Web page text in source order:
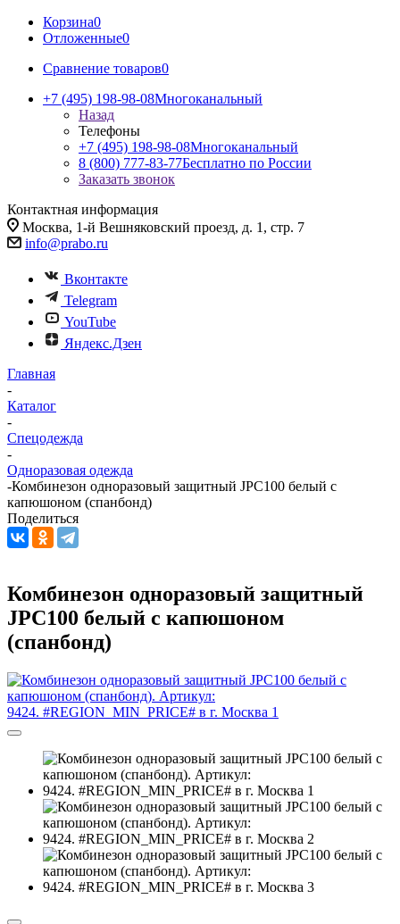
Корзина0
Отложенные0
Сравнение товаров0
+7 (495) 198-98-08Многоканальный
Назад
Телефоны
+7 (495) 198-98-08Многоканальный
8 (800) 777-83-77Бесплатно по России
Заказать звонок
Контактная информация
Москва, 1-й Вешняковский проезд, д. 1, стр. 7
info@prabo.ru
Вконтакте
Telegram
YouTube
Яндекс.Дзен
Главная
-
Каталог
-
Спецодежда
-
Одноразовая одежда
-Комбинезон одноразовый защитный JPC100 белый с
капюшоном (спанбонд)
Поделиться
Комбинезон одноразовый защитный
JPC100 белый с капюшоном
(спанбонд)